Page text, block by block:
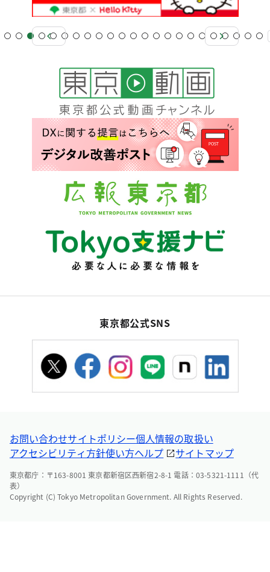
東京都公式SNS
お問い合わせサイトポリシー個人情報の取扱い
アクセシビリティ方針使い方ヘルプ サイトマップ
東京都庁：〒163-8001 東京都新宿区西新宿2-8-1 電話：03-5321-1111（代
表）
Copyright (C) Tokyo Metropolitan Government. All Rights Reserved.